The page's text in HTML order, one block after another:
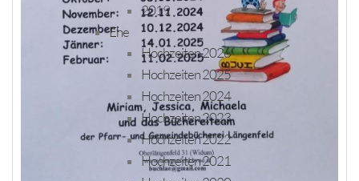
2019
Ehe
Hochzeiten 2026
Hochzeiten 2025
Hochzeiten 2024
Hochzeiten 2023
Hochzeiten 2022
Hochzeiten 2021